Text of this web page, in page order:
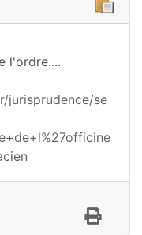
l'ordre....
jurisprudence/se